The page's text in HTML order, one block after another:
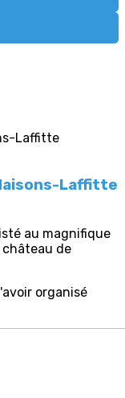
Laffitte
au magnifique
château de
organisé